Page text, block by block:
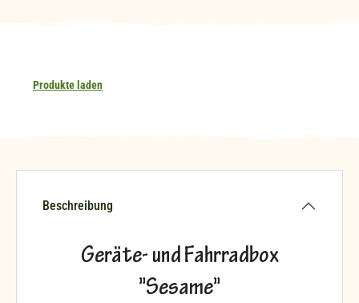
Produkte laden
Beschreibung
Geräte- und Fahrradbox
"Sesame"